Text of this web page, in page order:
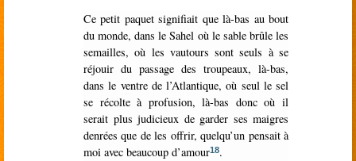
Ce petit paquet signifiait que là-bas au bout
du monde, dans le Sahel où le sable brûle les
semailles, où les vautours sont seuls à se
réjouir du passage des troupeaux, là-bas,
dans le ventre de l’Atlantique, où seul le sel
se récolte à profusion, là-bas donc où il
serait plus judicieux de garder ses maigres
denrées que de les offrir, quelqu’un pensait à
moi avec beaucoup d’amour18.